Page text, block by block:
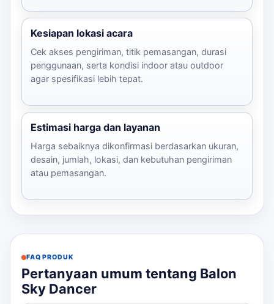
Kesiapan lokasi acara
Cek akses pengiriman, titik pemasangan, durasi
penggunaan, serta kondisi indoor atau outdoor
agar spesifikasi lebih tepat.
Estimasi harga dan layanan
Harga sebaiknya dikonfirmasi berdasarkan ukuran,
desain, jumlah, lokasi, dan kebutuhan pengiriman
atau pemasangan.
FAQ PRODUK
Pertanyaan umum tentang Balon
Sky Dancer